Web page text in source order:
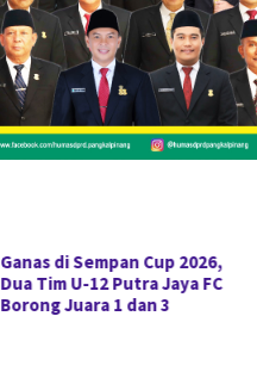
Ganas di Sempan Cup 2026,
Dua Tim U-12 Putra Jaya FC
Borong Juara 1 dan 3